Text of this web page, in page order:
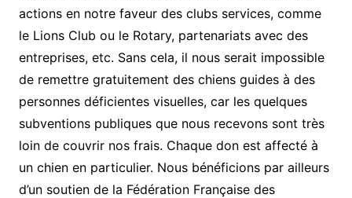
actions en notre faveur des clubs services, comme
le Lions Club ou le Rotary, partenariats avec des
entreprises, etc. Sans cela, il nous serait impossible
de remettre gratuitement des chiens guides à des
personnes déficientes visuelles, car les quelques
subventions publiques que nous recevons sont très
loin de couvrir nos frais. Chaque don est affecté à
un chien en particulier. Nous bénéficions par ailleurs
d’un soutien de la Fédération Française des